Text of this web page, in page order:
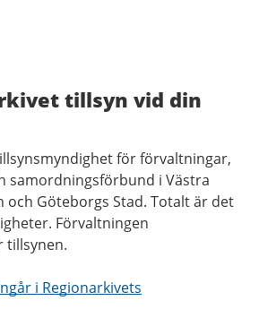
tillsyn vid din
för förvaltningar,
samordningsförbund i Västra
och Göteborgs Stad. Totalt är det
Förvaltningen
tillsynen.
i Regionarkivets